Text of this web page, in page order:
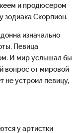
и продюсером
зодиака Скорпион.
изначально
Певица
И мир услышал бы
вопрос от мировой
не устроил певицу,
у артистки